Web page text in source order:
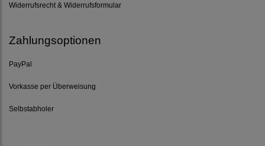
Widerrufsrecht & Widerrufsformular
Zahlungsoptionen
PayPal
Vorkasse per Überweisung
Selbstabholer